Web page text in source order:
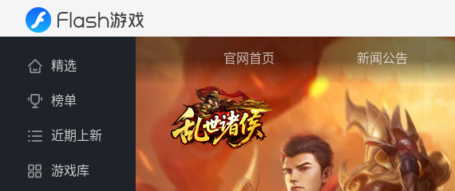
官网首页 新闻公告
精选
榜单
近期上新
游戏库